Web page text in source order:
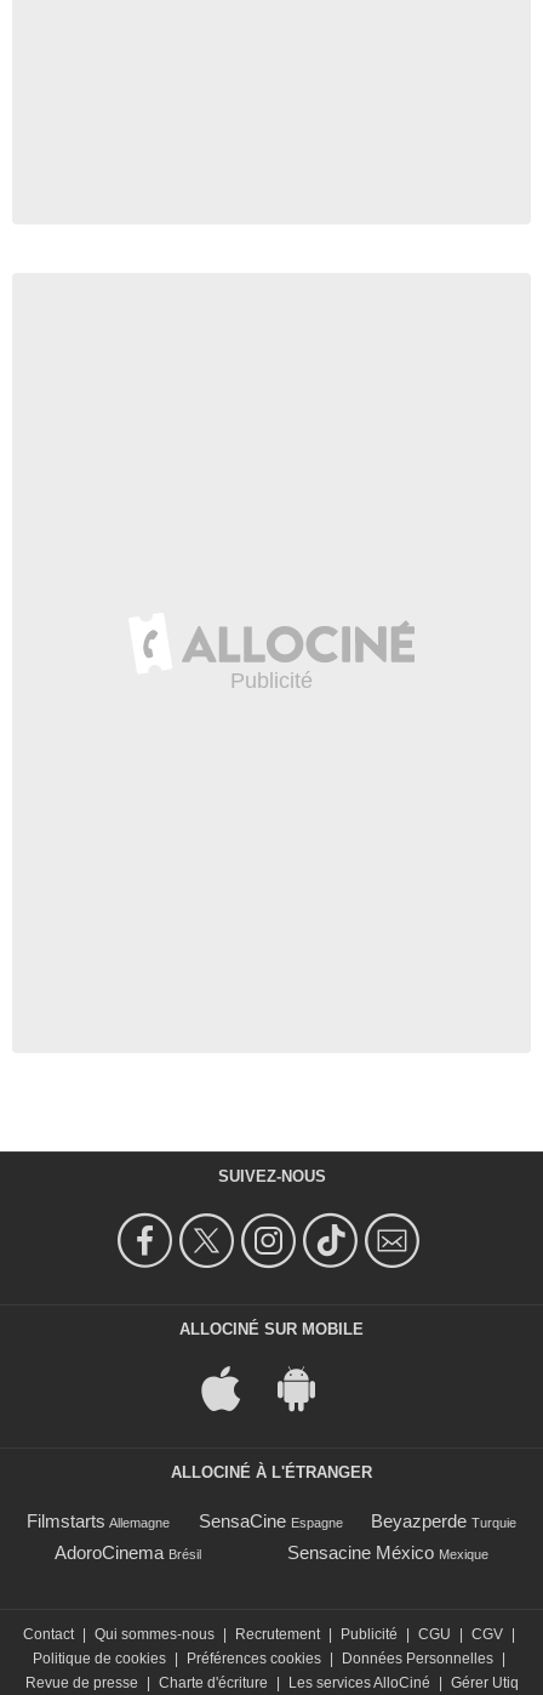
SUIVEZ-NOUS
ALLOCINÉ SUR MOBILE
ALLOCINÉ À L'ÉTRANGER
Filmstarts Allemagne SensaCine Espagne Beyazperde Turquie
AdoroCinema Brésil Sensacine México Mexique
Contact Qui sommes-nous Recrutement Publicité CGU CGV
Politique de cookies
Préférences cookies Données Personnelles
Revue de presse
Charte d'écriture Les services AlloCiné Gérer Utiq